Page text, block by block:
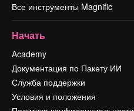
Все инструменты Magnific
Начать
Academy
Документация по Пакету ИИ
Служба поддержки
Условия и положения